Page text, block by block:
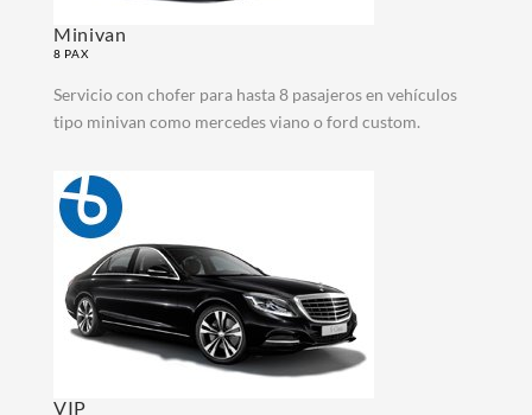
Minivan
8 PAX
Servicio con chofer para hasta 8 pasajeros en vehículos
tipo minivan como mercedes viano o ford custom.
VIP